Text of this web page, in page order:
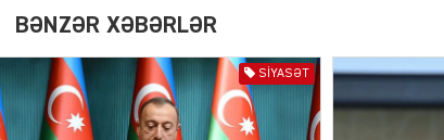
BƏNZƏR XƏBƏRLƏR
SIYASƏT